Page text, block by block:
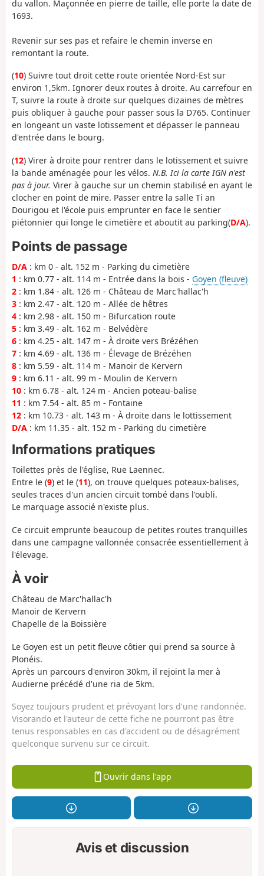
du vallon. Maçonnée en pierre de taille, elle porte la date de
1693.
Revenir sur ses pas et refaire le chemin inverse en
remontant la route.
(10) Suivre tout droit cette route orientée Nord-Est sur
environ 1,5km. Ignorer deux routes à droite. Au carrefour en
T, suivre la route à droite sur quelques dizaines de mètres
puis obliquer à gauche pour passer sous la D765. Continuer
en longeant un vaste lotissement et dépasser le panneau
d'entrée dans le bourg.
(12) Virer à droite pour rentrer dans le lotissement et suivre
la bande aménagée pour les vélos. N.B. Ici la carte IGN n'est
pas à jour. Virer à gauche sur un chemin stabilisé en ayant le
clocher en point de mire. Passer entre la salle Ti an
Dourigou et l'école puis emprunter en face le sentier
piétonnier qui longe le cimetière et aboutit au parking(D/A).
Points de passage
D/A : km 0 - alt. 152 m - Parking du cimetière
1 : km 0.77 - alt. 114 m - Entrée dans la bois - Goyen (fleuve)
2 : km 1.84 - alt. 126 m - Château de Marc'hallac'h
3 : km 2.47 - alt. 120 m - Allée de hêtres
4 : km 2.98 - alt. 150 m - Bifurcation route
5 : km 3.49 - alt. 162 m - Belvédère
6 : km 4.25 - alt. 147 m - À droite vers Brézéhen
7 : km 4.69 - alt. 136 m - Élevage de Brézéhen
8 : km 5.59 - alt. 114 m - Manoir de Kervern
9 : km 6.11 - alt. 99 m - Moulin de Kervern
10 : km 6.78 - alt. 124 m - Ancien poteau-balise
11 : km 7.54 - alt. 85 m - Fontaine
12 : km 10.73 - alt. 143 m - À droite dans le lottissement
D/A : km 11.35 - alt. 152 m - Parking du cimetière
Informations pratiques
Toilettes près de l'église, Rue Laennec.
Entre le (9) et le (11), on trouve quelques poteaux-balises,
seules traces d'un ancien circuit tombé dans l'oubli.
Le marquage associé n'existe plus.
Ce circuit emprunte beaucoup de petites routes tranquilles
dans une campagne vallonnée consacrée essentiellement à
l'élevage.
À voir
Château de Marc'hallac'h
Manoir de Kervern
Chapelle de la Boissière
Le Goyen est un petit fleuve côtier qui prend sa source à
Plonéis.
Après un parcours d'environ 30km, il rejoint la mer à
Audierne précédé d'une ria de 5km.
Soyez toujours prudent et prévoyant lors d'une randonnée.
Visorando et l'auteur de cette fiche ne pourront pas être
tenus responsables en cas d'accident ou de désagrément
quelconque survenu sur ce circuit.
Ouvrir dans l'app
Avis et discussion